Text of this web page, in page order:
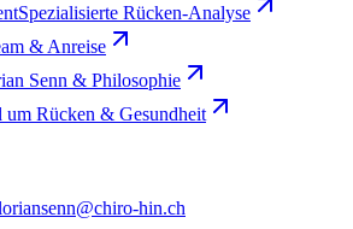
Spezialisierte Rücken-Analyse
& Anreise
Senn & Philosophie
um Rücken & Gesundheit
hin.ch